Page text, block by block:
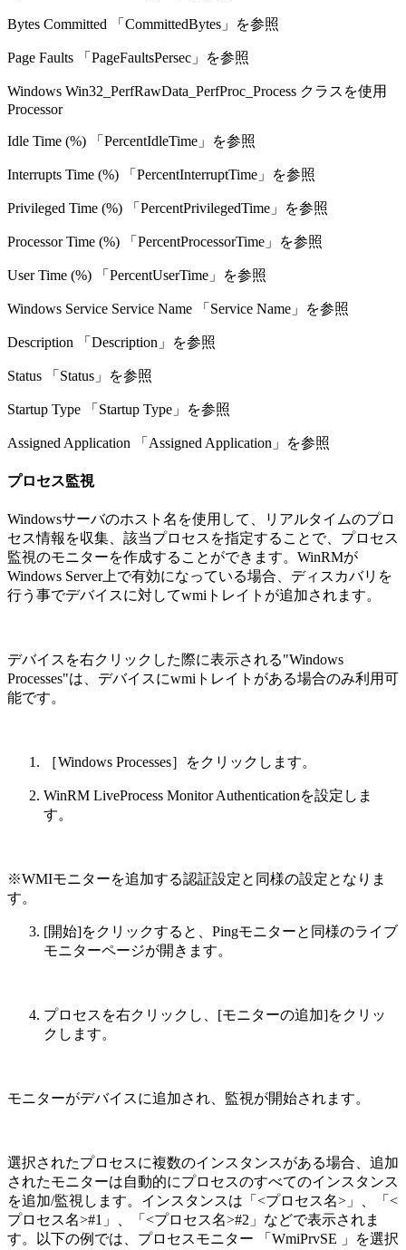
Bytes Committed 「CommittedBytes」を参照
Page Faults 「PageFaultsPersec」を参照
Windows Win32_PerfRawData_PerfProc_Process クラスを使用
Processor
Idle Time (%) 「PercentIdleTime」を参照
Interrupts Time (%) 「PercentInterruptTime」を参照
Privileged Time (%) 「PercentPrivilegedTime」を参照
Processor Time (%) 「PercentProcessorTime」を参照
User Time (%) 「PercentUserTime」を参照
Windows Service Service Name 「Service Name」を参照
Description 「Description」を参照
Status 「Status」を参照
Startup Type 「Startup Type」を参照
Assigned Application 「Assigned Application」を参照
プロセス監視
Windowsサーバのホスト名を使用して、リアルタイムのプロ
セス情報を収集、該当プロセスを指定することで、プロセス
監視のモニターを作成することができます。WinRMが
Windows Server上で有効になっている場合、ディスカバリを
行う事でデバイスに対してwmiトレイトが追加されます。
デバイスを右クリックした際に表示される"Windows
Processes"は、デバイスにwmiトレイトがある場合のみ利用可
能です。
［Windows Processes］をクリックします。
WinRM LiveProcess Monitor Authenticationを設定しま
す。
※WMIモニターを追加する認証設定と同様の設定となりま
す。
[開始]をクリックすると、Pingモニターと同様のライブ
モニターページが開きます。
プロセスを右クリックし、[モニターの追加]をクリッ
クします。
モニターがデバイスに追加され、監視が開始されます。
選択されたプロセスに複数のインスタンスがある場合、追加
されたモニターは自動的にプロセスのすべてのインスタンス
を追加/監視します。インスタンスは「<プロセス名>」、「<
プロセス名>#1」、「<プロセス名>#2」などで表示されま
す。以下の例では、プロセスモニター 「WmiPrvSE 」を選択